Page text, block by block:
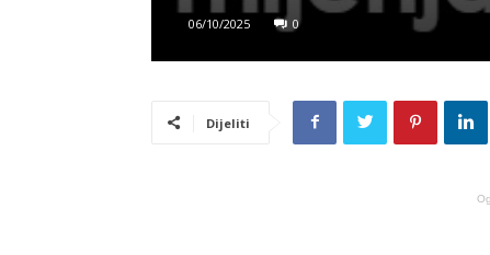
06/10/2025 0
Dijeliti